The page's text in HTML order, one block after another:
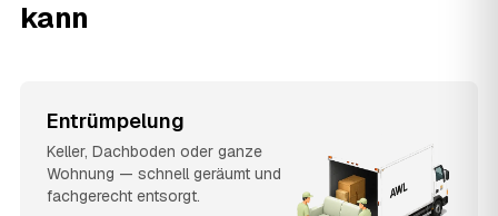
kann
Entrümpelung
Keller, Dachboden oder ganze
Wohnung — schnell geräumt und
fachgerecht entsorgt.